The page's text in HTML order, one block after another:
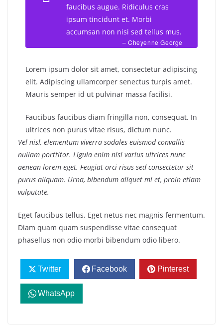
faucibus augue. Ridiculus cras
ipsum tincidunt et. Morbi
accumsan non nisi sed tellus mus.
– Cheyenne George
Lorem ipsum dolor sit amet, consectetur adipiscing
elit. Adipiscing ullamcorper senectus turpis amet.
Mauris semper id ut pulvinar massa facilisi.
Faucibus faucibus diam fringilla non, consequat. In
ultrices non purus vitae risus, dictum nunc.
Vel nisl, elementum viverra sodales euismod convallis
nullam porttitor. Ligula enim nisi varius ultrices nunc
aenean lorem eget. Feugiat orci risus sed consectetur sit
purus aliquam. Urna, bibendum aliquet mi et, proin etiam
vulputate.
Eget faucibus tellus. Eget netus nec magnis fermentum.
Diam quam quam suspendisse vitae consequat
phasellus non odio morbi bibendum odio libero.
Twitter Facebook Pinterest
WhatsApp